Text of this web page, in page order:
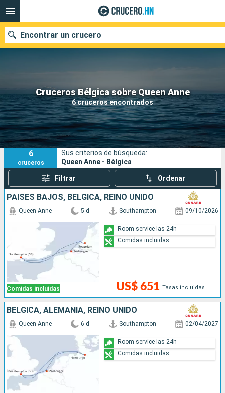
Cruceros Bélgica sobre Queen Anne
6 cruceros encontrados
Encontrar un crucero
Nuestros destinos
Fecha de salida
Puertos Compañías
Buscar
6
cruceros
Sus criterios de búsqueda:
Queen Anne - Bélgica
Filtrar Ordenar
PAISES BAJOS, BÉLGICA, REINO UNIDO
Comidas incluidas
Queen Anne 5 d Southampton 09/10/2026
US$ 651 Tasas incluidas
Room service las 24h
Comidas incluidas
BÉLGICA, ALEMANIA, REINO UNIDO
Queen Anne 6 d Southampton 02/04/2027
Room service las 24h
Comidas incluidas